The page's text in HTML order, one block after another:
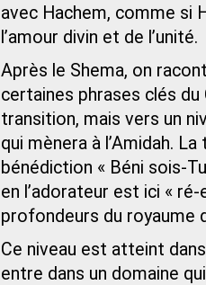
avec Hachem, comme si
l’amour divin et de l’unité.
Après le Shema, on
certaines phrases clés du
transition, mais vers un
qui mènera à l’Amidah.
bénédiction « Béni sois-
en l’adorateur est ici «
profondeurs du royaume
Ce niveau est atteint
entre dans un domaine